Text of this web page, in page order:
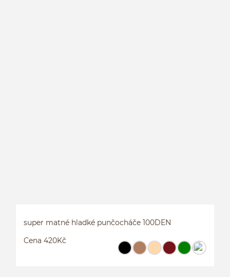
super matné hladké punčocháče 100DEN
Cena 420Kč